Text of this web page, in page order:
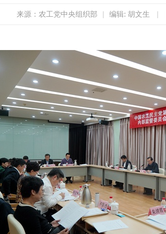
来源：农工党中央组织部 | 编辑: 胡文生 |